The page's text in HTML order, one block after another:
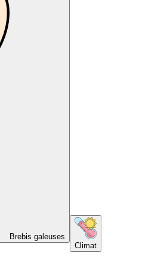
Brebis galeuses
Climat